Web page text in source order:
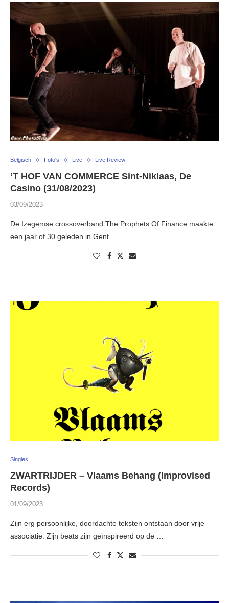
Belgisch Foto's Live Live Review
‘T HOF VAN COMMERCE Sint-Niklaas, De
Casino (31/08/2023)
03/09/2023
De Izegemse crossoverband The Prophets Of Finance maakte
een jaar of 30 geleden in Gent …
Singles
ZWARTRIJDER – Vlaams Behang (Improvised
Records)
01/09/2023
Zijn erg persoonlijke, doordachte teksten ontstaan door vrije
associatie. Zijn beats zijn geïnspireerd op de …